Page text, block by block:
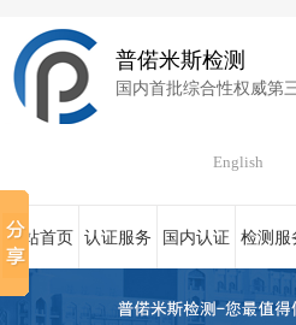
普偌米斯检测
国内首批综合性权威第
English
网站首页 认证服务 国内认证 检测服
荣誉资质 在线服务 新闻资讯 关于我